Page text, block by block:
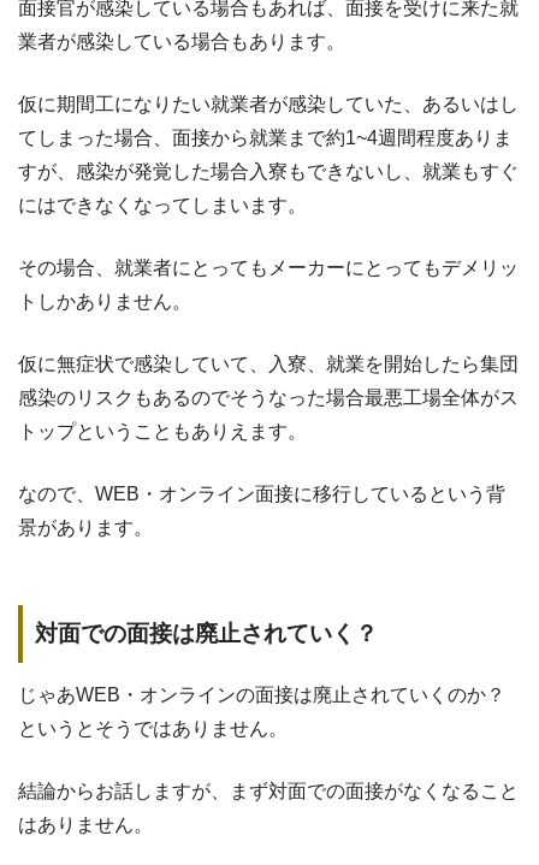
面接官が感染している場合もあれば、面接を受けに来た就
業者が感染している場合もあります。
仮に期間工になりたい就業者が感染していた、あるいはし
てしまった場合、面接から就業まで約1~4週間程度ありま
すが、感染が発覚した場合入寮もできないし、就業もすぐ
にはできなくなってしまいます。
その場合、就業者にとってもメーカーにとってもデメリッ
トしかありません。
仮に無症状で感染していて、入寮、就業を開始したら集団
感染のリスクもあるのでそうなった場合最悪工場全体がス
トップということもありえます。
なので、WEB・オンライン面接に移行しているという背
景があります。
対面での面接は廃止されていく？
じゃあWEB・オンラインの面接は廃止されていくのか？
というとそうではありません。
結論からお話しますが、まず対面での面接がなくなること
はありません。